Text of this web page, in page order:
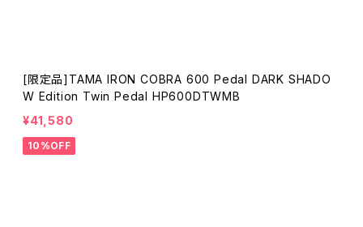
[限定品]TAMA IRON COBRA 600 Pedal DARK SHADO
W Edition Twin Pedal HP600DTWMB
¥41,580
10%OFF